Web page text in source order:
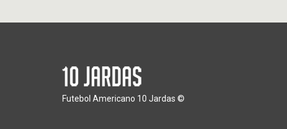
Futebol Americano 10 Jardas ©